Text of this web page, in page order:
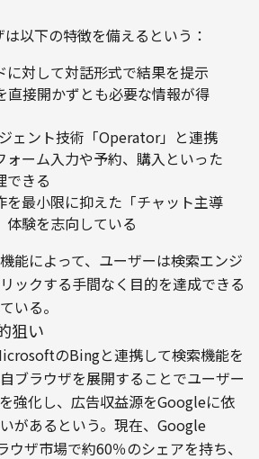
以下の特徴を備えるという：
に対して対話形式で結果を提示
直接開かずとも必要な情報が得
ェント技術「Operator」と連携
ォーム入力や予約、購入といった
できる
を最小限に抑えた「チャット主導
体験を志向している
能によって、ユーザーは検索エンジ
ックする手間なく目的を達成できる
いる。
狙い
のBingと連携して検索機能を
ブラウザを展開することでユーザー
強化し、広告収益源をGoogleに依
があるという。現在、Google
ザ市場で約60％のシェアを持ち、